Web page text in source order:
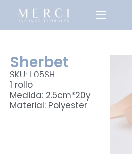
Sherbet
SKU: L.05SH
1 rollo
Medida: 2.5cm*20y
Material: Polyester